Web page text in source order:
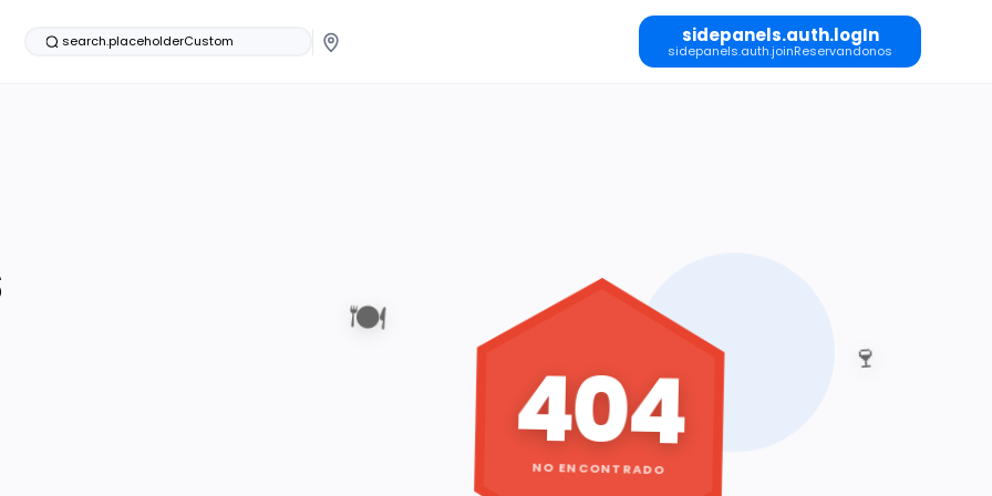
search.placeholderCustom sidepanels.auth.logIn
sidepanels.auth.joinReservandonos
🍽️
🍷
404
NO ENCONTRADO